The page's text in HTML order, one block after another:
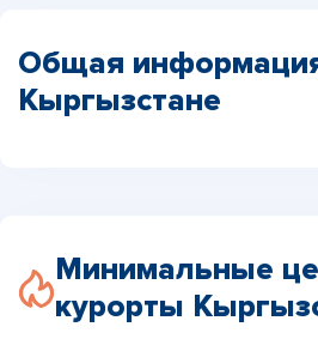
Общая
Кыргызстане
Минимальные
курорты